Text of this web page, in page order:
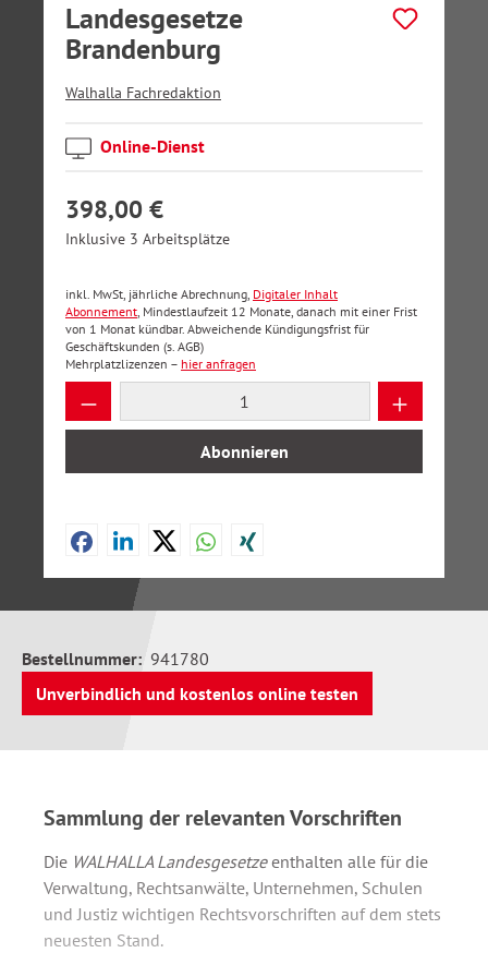
Landesgesetze
Brandenburg
Walhalla Fachredaktion
Online-Dienst
398,00 €
Inklusive 3 Arbeitsplätze
inkl. MwSt, jährliche Abrechnung, Digitaler Inhalt
Abonnement, Mindestlaufzeit 12 Monate, danach mit einer Frist
von 1 Monat kündbar. Abweichende Kündigungsfrist für
Geschäftskunden (s. AGB)
Mehrplatzlizenzen – hier anfragen
Produkt Anzahl: Gib den gewünschten
Abonnieren
Bestellnummer: 941780
Unverbindlich und kostenlos online testen
Sammlung der relevanten Vorschriften
Die WALHALLA Landesgesetzeenthalten alle für die
Verwaltung, Rechtsanwälte, Unternehmen, Schulen
und Justiz wichtigen Rechtsvorschriften auf dem stets
neuesten Stand.